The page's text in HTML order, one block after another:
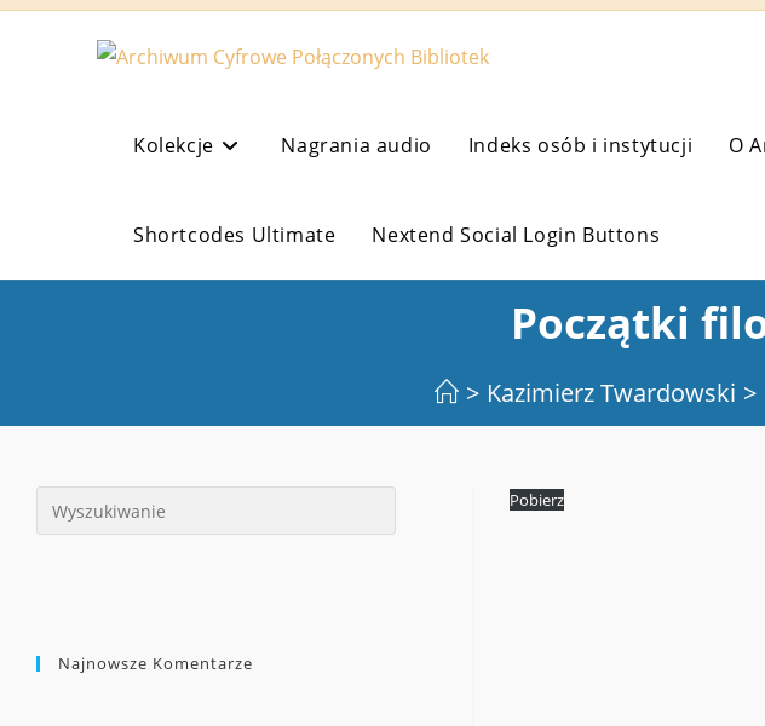
Koniec
Kolekcje Nagrania audio Indeks osób i instytucji O
Shortcodes Ultimate Nextend Social Login Buttons
Początki
> Kazimierz Twardowski >
Pobierz
Najnowsze Komentarze